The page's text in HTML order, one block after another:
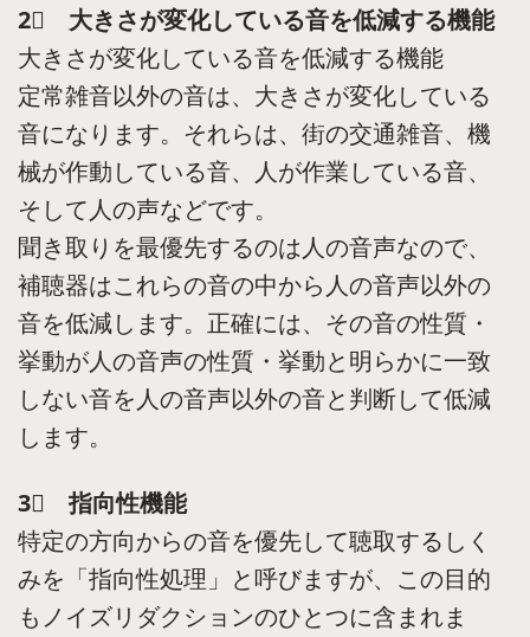
2⃣ 大きさが変化している音を低減する機能
大きさが変化している音を低減する機能
定常雑音以外の音は、大きさが変化している
音になります。それらは、街の交通雑音、機
械が作動している音、人が作業している音、
そして人の声などです。
聞き取りを最優先するのは人の音声なので、
補聴器はこれらの音の中から人の音声以外の
音を低減します。正確には、その音の性質・
挙動が人の音声の性質・挙動と明らかに一致
しない音を人の音声以外の音と判断して低減
します。
3⃣ 指向性機能
特定の方向からの音を優先して聴取するしく
みを「指向性処理」と呼びますが、この目的
もノイズリダクションのひとつに含まれま